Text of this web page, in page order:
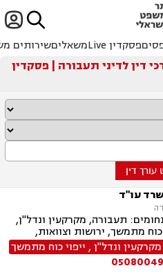
ﱐ
פסקדין Live משאליםשירותים
דין לדיני תעבורה | פסקדין
עורך דין
עו"ד
תעבורה, מקרקעין ונדל"ן,
כוח מתמשך, ירושות וצוואות,
במשפחה, מחיקת רישום פלילי
מקרקעין ונדל"ן, ייפוי כוח מתמשך